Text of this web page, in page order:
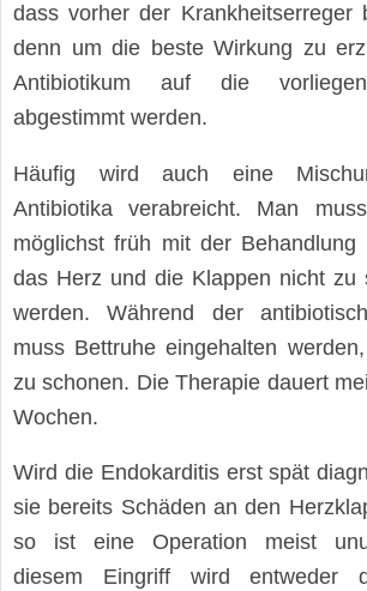
dass vorher der Krankheitserreger
denn um die beste Wirkung zu
Antibiotikum auf die
abgestimmt werden.
Häufig wird auch eine
Antibiotika verabreicht. Man
möglichst früh mit der Behandlung
das Herz und die Klappen nicht zu
werden. Während der
muss Bettruhe eingehalten
zu schonen. Die Therapie dauert
Wochen.
Wird die Endokarditis erst spät
sie bereits Schäden an den
so ist eine Operation meist
diesem Eingriff wird entweder